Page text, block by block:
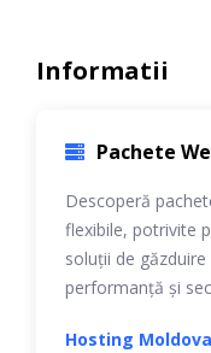
Informatii
Pachete
Descoperă
flexibile, potrivite
soluții de
performanță și
Hosting Moldova